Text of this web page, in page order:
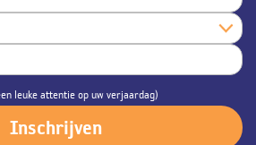
leuke attentie op uw verjaardag)